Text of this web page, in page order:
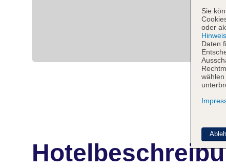
Sie
oder
Hinweis
Daten